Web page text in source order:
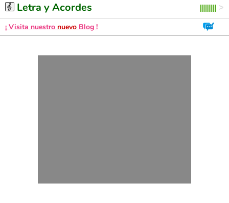
Letra y Acordes
¡ Visita nuestro nuevo Blog !